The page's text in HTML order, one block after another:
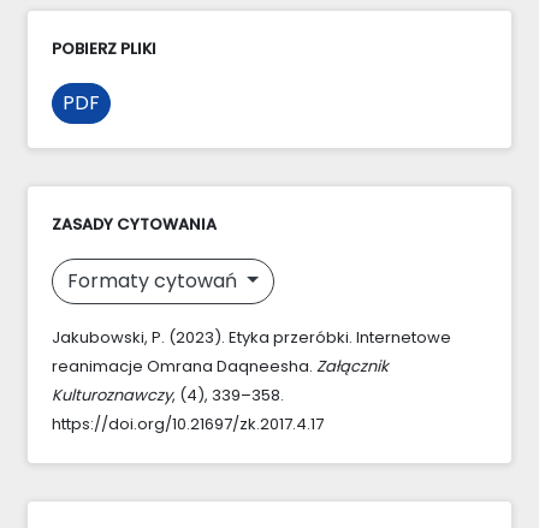
POBIERZ PLIKI
PDF
ZASADY CYTOWANIA
Formaty cytowań
Jakubowski, P. (2023). Etyka przeróbki. Internetowe
reanimacje Omrana Daqneesha. Załącznik
Kulturoznawczy, (4), 339–358.
https://doi.org/10.21697/zk.2017.4.17